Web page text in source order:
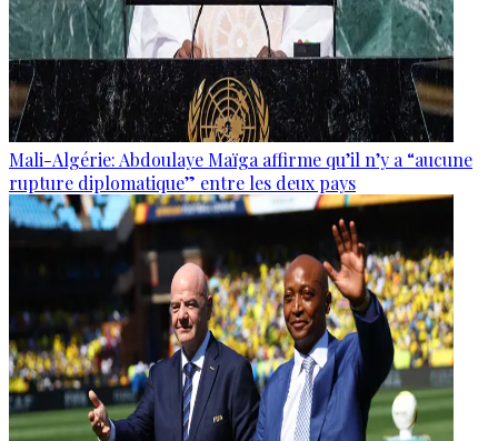
Mali-Algérie: Abdoulaye Maïga affirme qu’il n’y a “aucune
rupture diplomatique” entre les deux pays